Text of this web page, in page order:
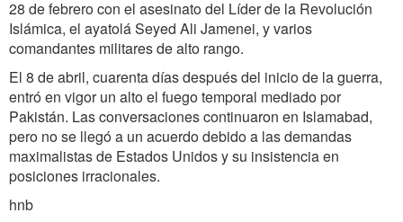
28 de febrero con el asesinato del Líder de la Revolución
Islámica, el ayatolá Seyed Ali Jamenei, y varios
comandantes militares de alto rango.
El 8 de abril, cuarenta días después del inicio de la guerra,
entró en vigor un alto el fuego temporal mediado por
Pakistán. Las conversaciones continuaron en Islamabad,
pero no se llegó a un acuerdo debido a las demandas
maximalistas de Estados Unidos y su insistencia en
posiciones irracionales.
hnb